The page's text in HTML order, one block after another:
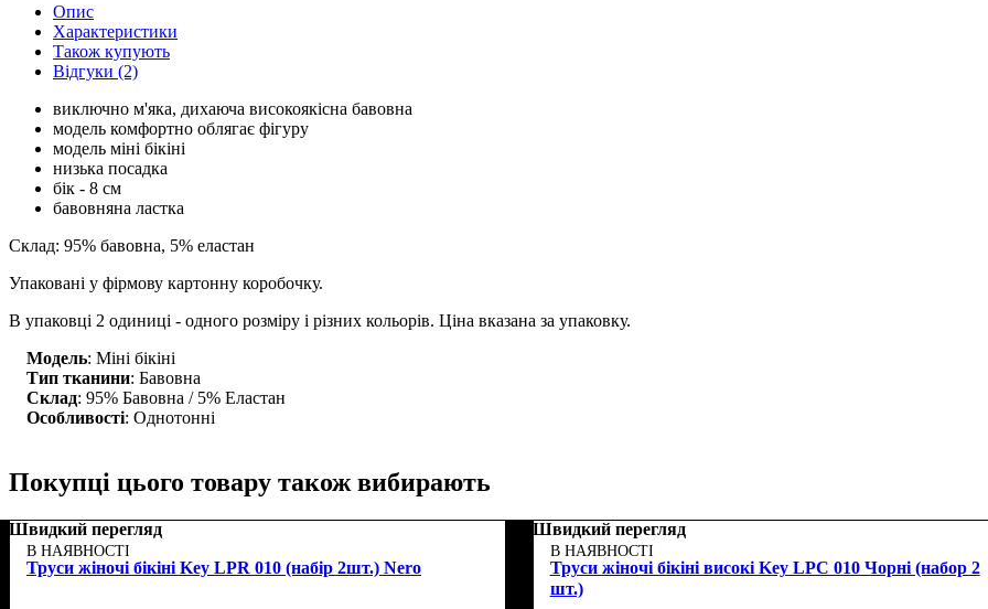
Опис
Характеристики
Також купують
Відгуки (2)
виключно м'яка, дихаюча високоякісна бавовна
модель комфортно облягає фігуру
модель міні бікіні
низька посадка
бік - 8 см
бавовняна ластка
Склад: 95% бавовна, 5% еластан
Упаковані у фірмову картонну коробочку.
В упаковці 2 одиниці - одного розміру і різних кольорів. Ціна вказана за упаковку.
Модель: Міні бікіні
Тип тканини: Бавовна
Склад: 95% Бавовна / 5% Еластан
Особливості: Однотонні
Покупці цього товару також вибирають
Швидкий перегляд
В НАЯВНОСТІ
Труси жіночі бікіні Key LPR 010 (набір 2шт.) Nero
Швидкий перегляд
В НАЯВНОСТІ
Труси жіночі бікіні високі Key LPC 010 Чорні (набор 2
шт.)